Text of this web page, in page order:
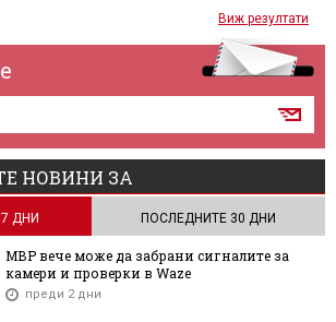
Виж резултати
НОВИНИ ЗА
ДНИ ПОСЛЕДНИТЕ 30 ДНИ
МВР вече може да забрани сигналите за
камери и проверки в Waze
преди 2 дни